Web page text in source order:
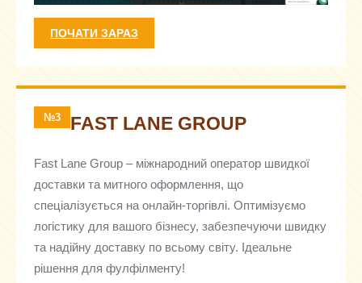
ПОЧАТИ ЗАРАЗ
№3 FAST LANE GROUP
Fast Lane Group – міжнародний оператор швидкої
доставки та митного оформлення, що
спеціалізується на онлайн-торгівлі. Оптимізуємо
логістику для вашого бізнесу, забезпечуючи швидку
та надійну доставку по всьому світу. Ідеальне
рішення для фулфілменту!